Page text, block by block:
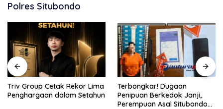
Polres Situbondo
Triv Group Cetak Rekor Lima
Penghargaan dalam Setahun
Terbongkar! Dugaan
Penipuan Berkedok Janji,
Perempuan Asal Situbondo